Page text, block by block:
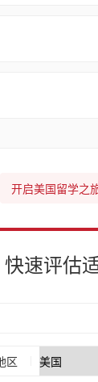
开启美国留学之
快速评估
区